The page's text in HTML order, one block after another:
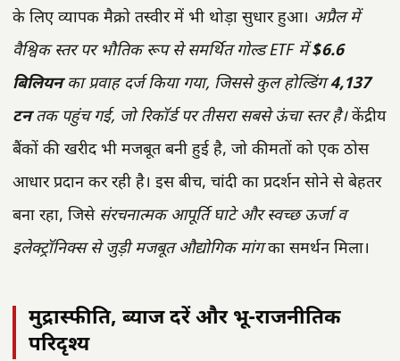
के लिए व्यापक मैक्रो तस्वीर में भी थोड़ा सुधार हुआ। अप्रैल में
वैश्विक स्तर पर भौतिक रूप से समर्थित गोल्ड ETF में$6.6
बिलियनका प्रवाह दर्ज किया गया, जिससे कुल होल्डिंग4,137
टनतक पहुंच गई, जो रिकॉर्ड पर तीसरा सबसे ऊंचा स्तर है।केंद्रीय
बैंकों की खरीद भी मजबूत बनी हुई है, जो कीमतों को एक ठोस
आधार प्रदान कर रही है। इस बीच, चांदी का प्रदर्शन सोने से बेहतर
बना रहा, जिसे संरचनात्मक आपूर्ति घाटे और स्वच्छ ऊर्जा व
इलेक्ट्रॉनिक्स से जुड़ी मजबूत औद्योगिक मांगका समर्थन मिला।
मुद्रास्फीति, ब्याज दरें और भू-राजनीतिक
परिदृश्य